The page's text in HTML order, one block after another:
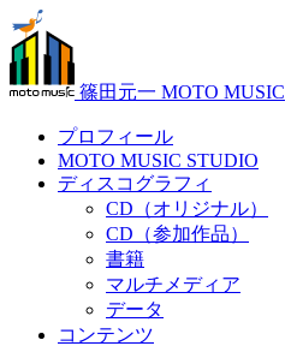
篠田元一 MOTO MUSIC
プロフィール
MOTO MUSIC STUDIO
ディスコグラフィ
CD（オリジナル）
CD（参加作品）
書籍
マルチメディア
データ
コンテンツ